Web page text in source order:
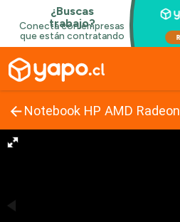
Notebook HP AMD Radeon